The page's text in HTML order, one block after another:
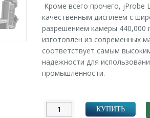
Кроме всего прочего, jProbe
качественным дисплеем с
разрешением камеры 440,000
изготовлен из современных
соответствует самым
надежности для
промышленности.
КУПИТЬ